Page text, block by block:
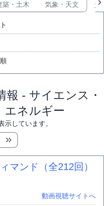
築・土木 気象・天文 資
報 - サイエンス・
エネルギー
示しています。
マンド（全212回）
動画視聴サイトへ